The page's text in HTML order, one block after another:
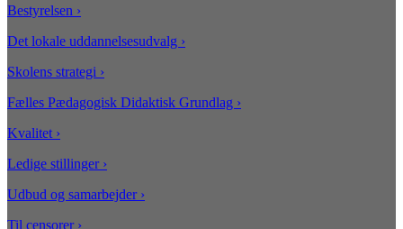
Bestyrelsen ›
Det lokale uddannelsesudvalg ›
Skolens strategi ›
Fælles Pædagogisk Didaktisk Grundlag ›
Kvalitet ›
Ledige stillinger ›
Udbud og samarbejder ›
Til censorer ›